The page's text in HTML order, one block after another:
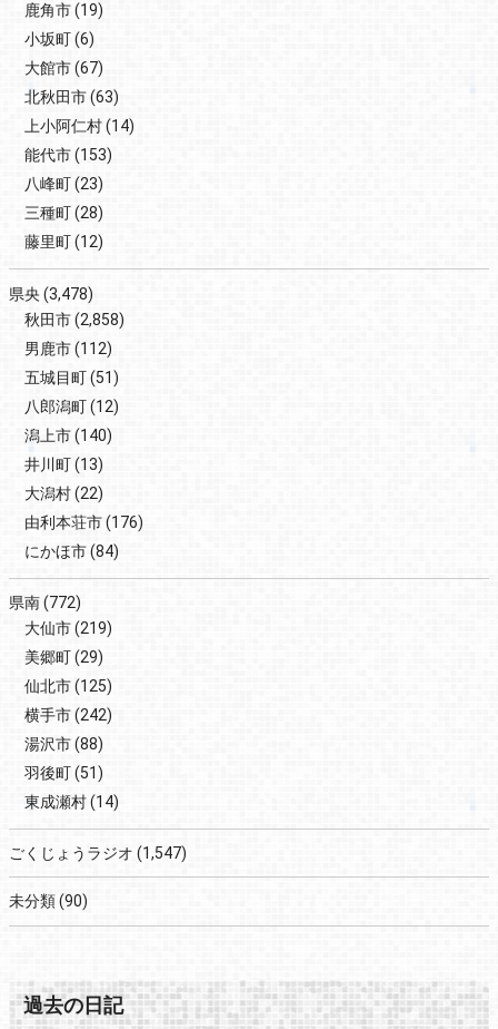
鹿角市(19)
小坂町(6)
大館市(67)
北秋田市(63)
上小阿仁村(14)
能代市(153)
八峰町(23)
三種町(28)
藤里町(12)
県央 (3,478)
秋田市(2,858)
男鹿市(112)
五城目町(51)
八郎潟町(12)
潟上市(140)
井川町(13)
大潟村(22)
由利本荘市(176)
にかほ市(84)
県南(772)
大仙市(219)
美郷町(29)
仙北市(125)
横手市(242)
湯沢市(88)
羽後町(51)
東成瀬村(14)
ごくじょうラジオ (1,547)
未分類(90)
過去の日記